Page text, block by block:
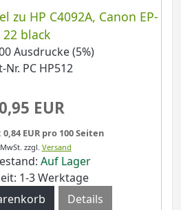
zu HP C4092A, Canon EP-
22 black
Ausdrucke (5%)
Nr. PC HP512
EUR
EUR pro 100 Seiten
zzgl. Versand
Auf Lager
1-3 Werktage
Details